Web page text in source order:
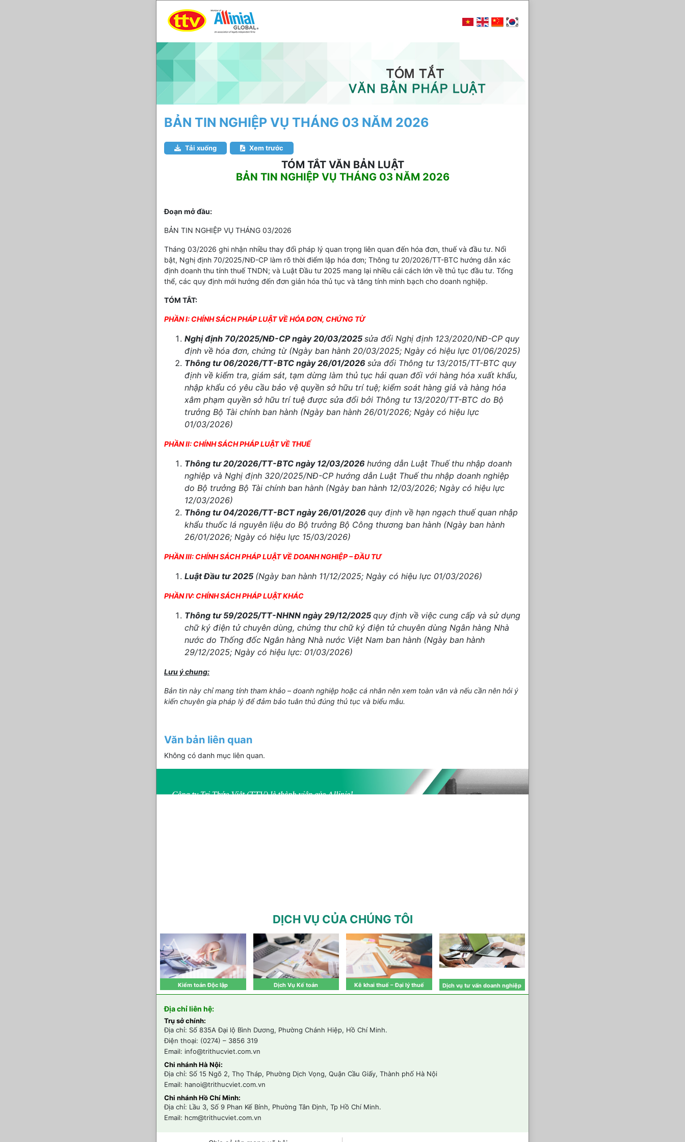
BẢN TIN NGHIỆP VỤ THÁNG 03 NĂM 2026
Tải xuống Xem trước
TÓM TẮT VĂN BẢN LUẬT
BẢN TIN NGHIỆP VỤ THÁNG 03 NĂM 2026
Đoạn mở đầu:
BẢN TIN NGHIỆP VỤ THÁNG 03/2026
Tháng 03/2026 ghi nhận nhiều thay đổi pháp lý quan trọng liên quan đến hóa đơn, thuế và đầu tư. Nổi
bật, Nghị định 70/2025/NĐ-CP làm rõ thời điểm lập hóa đơn; Thông tư 20/2026/TT-BTC hướng dẫn xác
định doanh thu tính thuế TNDN; và Luật Đầu tư 2025 mang lại nhiều cải cách lớn về thủ tục đầu tư. Tổng
thể, các quy định mới hướng đến đơn giản hóa thủ tục và tăng tính minh bạch cho doanh nghiệp.
TÓM TẮT:
PHẦN I: CHÍNH SÁCH PHÁP LUẬT VỀ HÓA ĐƠN, CHỨNG TỪ
Nghị định 70/2025/NĐ-CP ngày 20/03/2025 sửa đổi Nghị định 123/2020/NĐ-CP quy
định về hóa đơn, chứng từ (Ngày ban hành 20/03/2025; Ngày có hiệu lực 01/06/2025)
Thông tư 06/2026/TT-BTC ngày 26/01/2026 sửa đổi Thông tư 13/2015/TT-BTC quy
định về kiểm tra, giám sát, tạm dừng làm thủ tục hải quan đối với hàng hóa xuất khẩu,
nhập khẩu có yêu cầu bảo vệ quyền sở hữu trí tuệ; kiểm soát hàng giả và hàng hóa
xâm phạm quyền sở hữu trí tuệ được sửa đổi bởi Thông tư 13/2020/TT-BTC do Bộ
trưởng Bộ Tài chính ban hành (Ngày ban hành 26/01/2026; Ngày có hiệu lực
01/03/2026)
PHẦN II: CHÍNH SÁCH PHÁP LUẬT VỀ THUẾ
Thông tư 20/2026/TT-BTC ngày 12/03/2026 hướng dẫn Luật Thuế thu nhập doanh
nghiệp và Nghị định 320/2025/NĐ-CP hướng dẫn Luật Thuế thu nhập doanh nghiệp
do Bộ trưởng Bộ Tài chính ban hành (Ngày ban hành 12/03/2026; Ngày có hiệu lực
12/03/2026)
Thông tư 04/2026/TT-BCT ngày 26/01/2026 quy định về hạn ngạch thuế quan nhập
khẩu thuốc lá nguyên liệu do Bộ trưởng Bộ Công thương ban hành (Ngày ban hành
26/01/2026; Ngày có hiệu lực 15/03/2026)
PHẦN III: CHÍNH SÁCH PHÁP LUẬT VỀ DOANH NGHIỆP – ĐẦU TƯ
Luật Đầu tư 2025 (Ngày ban hành 11/12/2025; Ngày có hiệu lực 01/03/2026)
PHẦN IV: CHÍNH SÁCH PHÁP LUẬT KHÁC
Thông tư 59/2025/TT-NHNN ngày 29/12/2025 quy định về việc cung cấp và sử dụng
chữ ký điện tử chuyên dùng, chứng thư chữ ký điện tử chuyên dùng Ngân hàng Nhà
nước do Thống đốc Ngân hàng Nhà nước Việt Nam ban hành (Ngày ban hành
29/12/2025; Ngày có hiệu lực: 01/03/2026)
Lưu ý chung:
Bản tin này chỉ mang tính tham khảo – doanh nghiệp hoặc cá nhân nên xem toàn văn và nếu cần nên hỏi ý
kiến chuyên gia pháp lý để đảm bảo tuân thủ đúng thủ tục và biểu mẫu.
Văn bản liên quan
Không có danh mục liên quan.
DỊCH VỤ CỦA CHÚNG TÔI
Kiểm toán Độc lập Dịch Vụ Kế toán Kê khai thuế – Đại lý thuế Dịch vụ tư vấn doanh nghiệp
Địa chỉ liên hệ:
Trụ sở chính:
Địa chỉ: Số 835A Đại lộ Bình Dương, Phường Chánh Hiệp, Hồ Chí Minh.
Điện thoại: (0274) – 3856 319
Email: info@trithucviet.com.vn
Chi nhánh Hà Nội:
Địa chỉ: Số 15 Ngõ 2, Thọ Tháp, Phường Dịch Vọng, Quận Cầu Giấy, Thành phố Hà Nội
Email: hanoi@trithucviet.com.vn
Chi nhánh Hồ Chí Minh:
Địa chỉ: Lầu 3, Số 9 Phan Kế Bính, Phường Tân Định, Tp Hồ Chí Minh.
Email: hcm@trithucviet.com.vn